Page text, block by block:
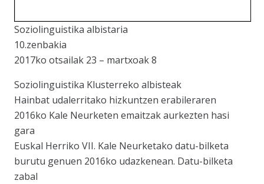
Soziolinguistika albistaria
10.zenbakia
2017ko otsailak 23 – martxoak 8
Soziolinguistika Klusterreko albisteak
Hainbat udalerritako hizkuntzen erabileraren
2016ko Kale Neurketen emaitzak aurkezten hasi
gara
Euskal Herriko VII. Kale Neurketako datu-bilketa
burutu genuen 2016ko udazkenean. Datu-bilketa
zabal